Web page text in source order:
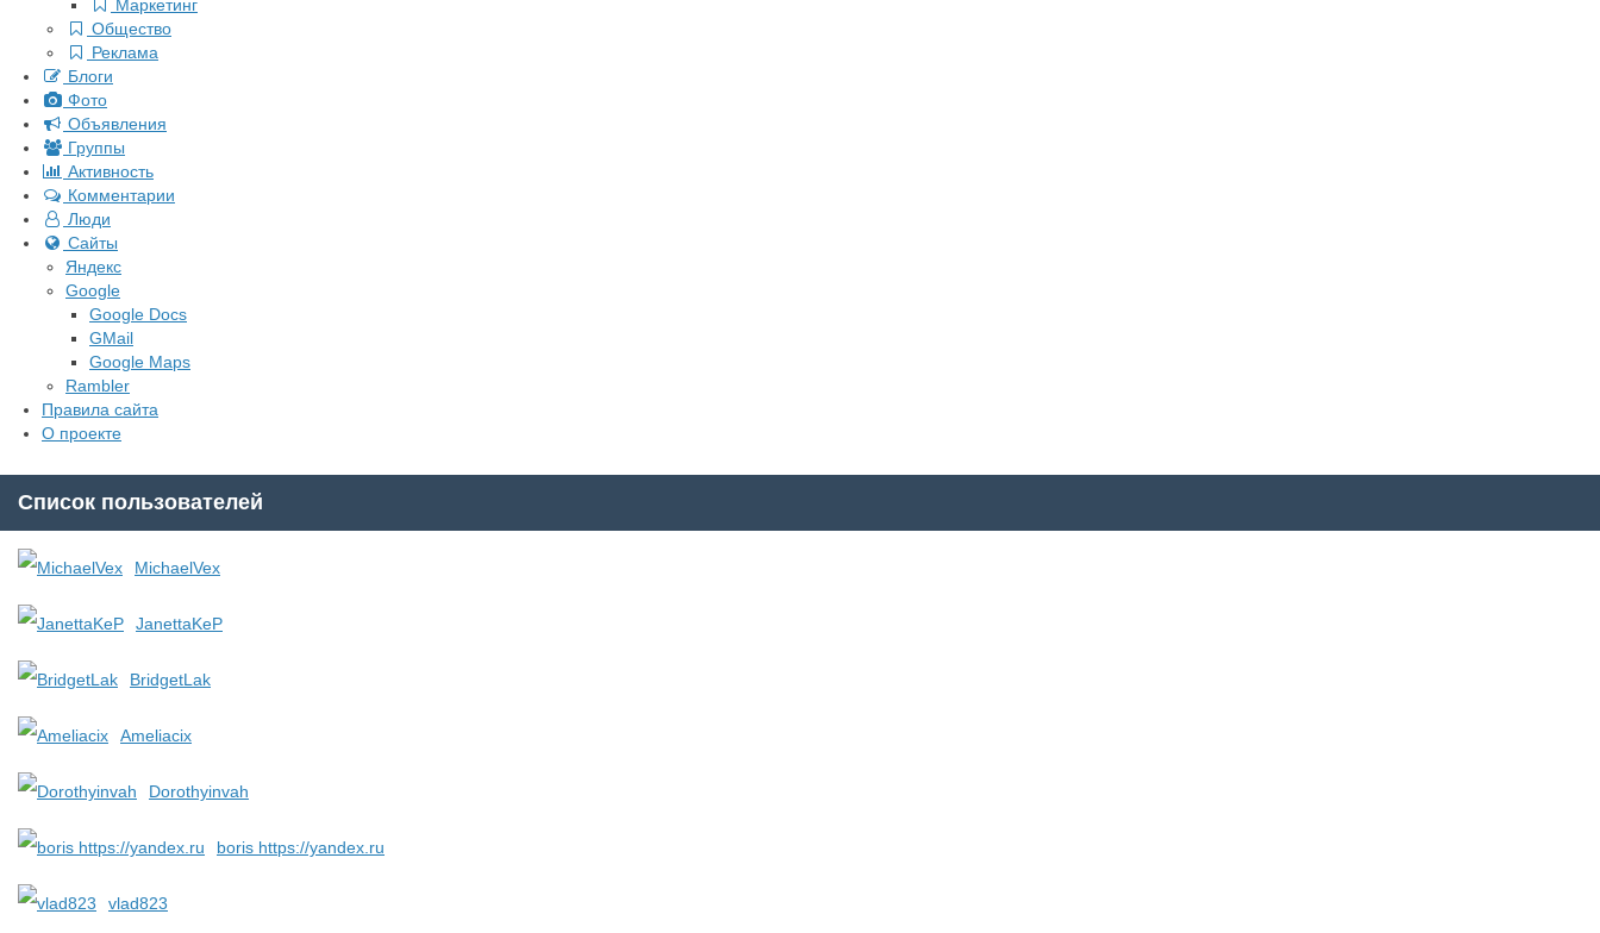
Маркетинг
Общество
Реклама
Блоги
Фото
Объявления
Группы
Активность
Комментарии
Люди
Сайты
Яндекс
Google
Google Docs
GMail
Google Maps
Rambler
Правила сайта
О проекте
Список пользователей
MichaelVex
JanettaKeP
BridgetLak
Ameliacix
Dorothyinvah
boris https://yandex.ru
vlad823